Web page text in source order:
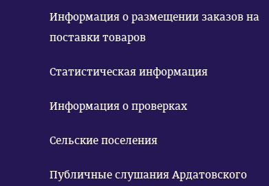
Информация о размещении заказов на
поставки товаров
Статистическая информация
Информация о проверках
Сельские поселения
Публичные слушания Ардатовского